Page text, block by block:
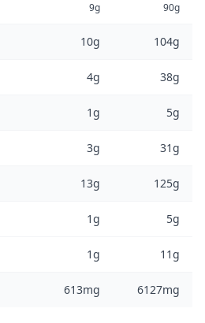
9g 90g
10g 104g
4g 38g
1g 5g
3g 31g
13g 125g
1g 5g
1g 11g
613mg 6127mg